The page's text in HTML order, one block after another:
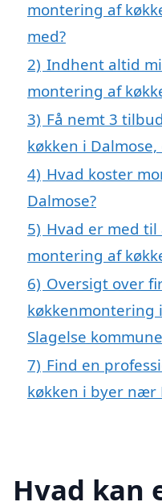
montering af
med?
2) Indhent altid
montering af
3) Få nemt 3
køkken i
4) Hvad koster
Dalmose?
5) Hvad er med
montering af
6) Oversigt over
køkkenmontering
Slagelse kommune
7) Find en
køkken i byer nær
Hvad kan